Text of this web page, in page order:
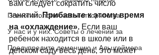
Психопатология законотворчества
У нас и у них. Советы о лечении за
Предупредите деменцию и Альцгеймера
вам следует сократить число
занятий. Прибавьте к этому время
на «охлаждение». Если ваш
ребенок находится в школе или в
детском саду весь день, это может